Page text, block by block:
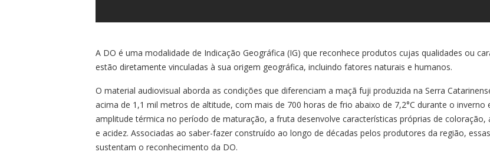
A DO é uma modalidade de Indicação Geográfica (IG) que reconhece produtos cujas qualidades ou
estão diretamente vinculadas à sua origem geográfica, incluindo fatores naturais e humanos.
O material audiovisual aborda as condições que diferenciam a maçã fuji produzida na Serra
acima de 1,1 mil metros de altitude, com mais de 700 horas de frio abaixo de 7,2°C durante o inverno
amplitude térmica no período de maturação, a fruta desenvolve características próprias de coloração,
e acidez. Associadas ao saber-fazer construído ao longo de décadas pelos produtores da região,
sustentam o reconhecimento da DO.